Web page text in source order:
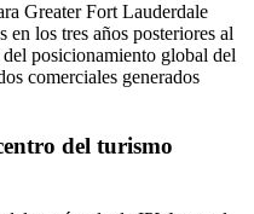
Greater Fort Lauderdale
en los tres años posteriores al
posicionamiento global del
comerciales generados
del turismo